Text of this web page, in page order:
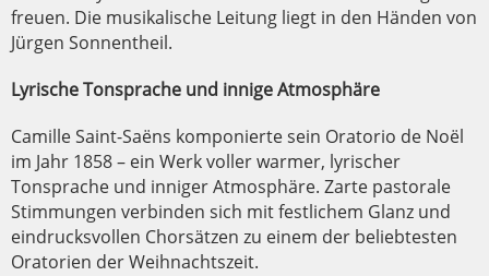
freuen. Die musikalische Leitung liegt in den Händen von
Jürgen Sonnentheil.
Lyrische Tonsprache und innige Atmosphäre
Camille Saint-Saëns komponierte sein Oratorio de Noël
im Jahr 1858 – ein Werk voller warmer, lyrischer
Tonsprache und inniger Atmosphäre. Zarte pastorale
Stimmungen verbinden sich mit festlichem Glanz und
eindrucksvollen Chorsätzen zu einem der beliebtesten
Oratorien der Weihnachtszeit.